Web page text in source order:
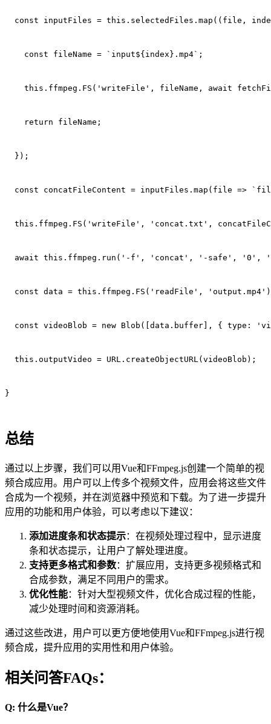
const inputFiles = this.selectedFiles.map((file,
    const fileName = `input${index}.mp4`;
this.ffmpeg.FS('writeFile', fileName, await
    return fileName;
  });
const concatFileContent = inputFiles.map(file =>
this.ffmpeg.FS('writeFile', 'concat.txt',
await this.ffmpeg.run('-f', 'concat', '-safe', '0',
const data = this.ffmpeg.FS('readFile',
const videoBlob = new Blob([data.buffer], { type:
  this.outputVideo = URL.createObjectURL(videoBlob);
}
总结
通过以上步骤，我们可以用Vue和FFmpeg.js创建一个简单的视
频合成应用。用户可以上传多个视频文件，应用会将这些文件
合成为一个视频，并在浏览器中预览和下载。为了进一步提升
应用的功能和用户体验，可以考虑以下建议：
添加进度条和状态提示：在视频处理过程中，显示进度
条和状态提示，让用户了解处理进度。
支持更多格式和参数：扩展应用，支持更多视频格式和
合成参数，满足不同用户的需求。
优化性能：针对大型视频文件，优化合成过程的性能，
减少处理时间和资源消耗。
通过这些改进，用户可以更方便地使用Vue和FFmpeg.js进行视
频合成，提升应用的实用性和用户体验。
相关问答FAQs：
Q: 什么是Vue？